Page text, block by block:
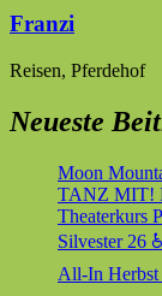
Franzi
Reisen, Pferdehof
Neueste
Moon
TANZ MIT!
Theaterkurs
Silvester 26
All-In Herbst